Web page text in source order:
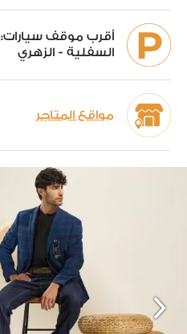
أقرب موقف سيارات:
السفلية - الزهري
مواقع المتاجر